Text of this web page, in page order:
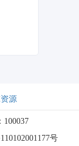
源
100037
号